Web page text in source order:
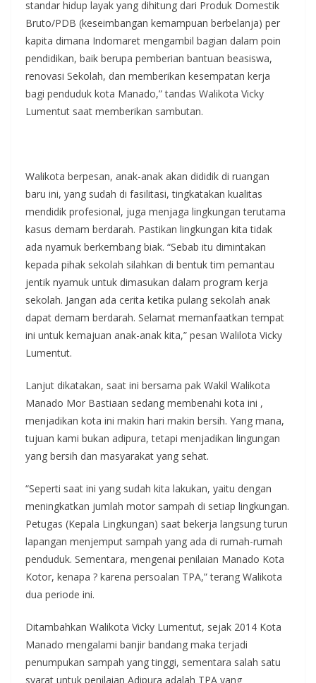
standar hidup layak yang dihitung dari Produk Domestik
Bruto/PDB (keseimbangan kemampuan berbelanja) per
kapita dimana Indomaret mengambil bagian dalam poin
pendidikan, baik berupa pemberian bantuan beasiswa,
renovasi Sekolah, dan memberikan kesempatan kerja
bagi penduduk kota Manado,” tandas Walikota Vicky
Lumentut saat memberikan sambutan.
Walikota berpesan, anak-anak akan dididik di ruangan
baru ini, yang sudah di fasilitasi, tingkatakan kualitas
mendidik profesional, juga menjaga lingkungan terutama
kasus demam berdarah. Pastikan lingkungan kita tidak
ada nyamuk berkembang biak. “Sebab itu dimintakan
kepada pihak sekolah silahkan di bentuk tim pemantau
jentik nyamuk untuk dimasukan dalam program kerja
sekolah. Jangan ada cerita ketika pulang sekolah anak
dapat demam berdarah. Selamat memanfaatkan tempat
ini untuk kemajuan anak-anak kita,” pesan Walilota Vicky
Lumentut.
Lanjut dikatakan, saat ini bersama pak Wakil Walikota
Manado Mor Bastiaan sedang membenahi kota ini ,
menjadikan kota ini makin hari makin bersih. Yang mana,
tujuan kami bukan adipura, tetapi menjadikan lingungan
yang bersih dan masyarakat yang sehat.
“Seperti saat ini yang sudah kita lakukan, yaitu dengan
meningkatkan jumlah motor sampah di setiap lingkungan.
Petugas (Kepala Lingkungan) saat bekerja langsung turun
lapangan menjemput sampah yang ada di rumah-rumah
penduduk. Sementara, mengenai penilaian Manado Kota
Kotor, kenapa ? karena persoalan TPA,” terang Walikota
dua periode ini.
Ditambahkan Walikota Vicky Lumentut, sejak 2014 Kota
Manado mengalami banjir bandang maka terjadi
penumpukan sampah yang tinggi, sementara salah satu
syarat untuk penilaian Adipura adalah TPA yang